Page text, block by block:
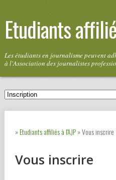
Etudiants
Les étudiants en journalisme peuvent
à l'Association des journalistes
»Etudiants affiliés à l'AJP» Vous inscrire
Vous inscrire